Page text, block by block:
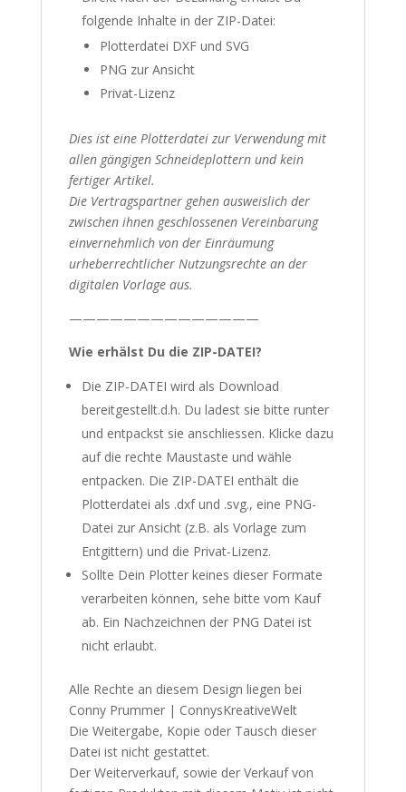
folgende Inhalte in der ZIP-Datei:
Plotterdatei DXF und SVG
PNG zur Ansicht
Privat-Lizenz
Dies ist eine Plotterdatei zur Verwendung mit
allen gängigen Schneideplottern und kein
fertiger Artikel.
Die Vertragspartner gehen ausweislich der
zwischen ihnen geschlossenen Vereinbarung
einvernehmlich von der Einräumung
urheberrechtlicher Nutzungsrechte an der
digitalen Vorlage aus.
——————————————
Wie erhälst Du die ZIP-DATEI?
Die ZIP-DATEI wird als Download
bereitgestellt.d.h. Du ladest sie bitte runter
und entpackst sie anschliessen. Klicke dazu
auf die rechte Maustaste und wähle
entpacken. Die ZIP-DATEI enthält die
Plotterdatei als .dxf und .svg., eine PNG-
Datei zur Ansicht (z.B. als Vorlage zum
Entgittern) und die Privat-Lizenz.
Sollte Dein Plotter keines dieser Formate
verarbeiten können, sehe bitte vom Kauf
ab. Ein Nachzeichnen der PNG Datei ist
nicht erlaubt.
Alle Rechte an diesem Design liegen bei
Conny Prummer | ConnysKreativeWelt
Die Weitergabe, Kopie oder Tausch dieser
Datei ist nicht gestattet.
Der Weiterverkauf, sowie der Verkauf von